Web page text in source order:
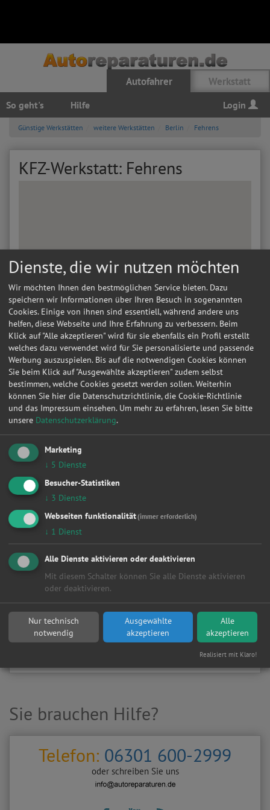
Autofahrer Werkstatt
So geht's Hilfe Login
Günstige Werkstätten weitere Werkstätten Berlin Fehrens
KFZ-Werkstatt: Fehrens
Kontakt
Fehrens
Zaandamer Str. 13-15
12359
Berlin
Autowerkstatt
Kundenanfragen erhalten?
▶ Werkstatt aktivieren
Sie möchten aufAutoreparaturen.dean dieseKFZ-Werkstatt
eine kostenlose und unverbindliche Reparaturanfrage
stellen?
Werkstattanfrage stellen
Sie brauchen Hilfe?
Telefon: 06301 600-2999
oder schreiben Sie uns
Dienste, die wir nutzen möchten
Wir möchten Ihnen den bestmöglichen Service bieten. Dazu
speichern wir Informationen über Ihren Besuch in sogenannten
Cookies. Einige von ihnen sind essentiell, während andere uns
helfen, diese Webseite und Ihre Erfahrung zu verbessern. Beim
Klick auf "Alle akzeptieren" wird für sie ebenfalls ein Profil erstellt
welches dazu verwendet wird für Sie personalisierte und passende
Werbung auszuspielen. Bis auf die notwendigen Cookies können
Sie beim Klick auf "Ausgewählte akzeptieren" zudem selbst
bestimmen, welche Cookies gesetzt werden sollen. Weiterhin
können Sie hier die Datenschutzrichtlinie, die Cookie-Richtlinie
und das Impressum einsehen. Um mehr zu erfahren, lesen Sie bitte
unsere Datenschutzerklärung.
Marketing
↓ 5 Dienste
Besucher-Statistiken
↓ 3 Dienste
Webseiten funktionalität(immer erforderlich)
↓ 1 Dienst
Alle Dienste aktivieren oder deaktivieren
Mit diesem Schalter können Sie alle Dienste aktivieren
oder deaktivieren.
Nur technisch
notwendig
Ausgewählte
akzeptieren
Alle
akzeptieren
Realisiert mit Klaro!